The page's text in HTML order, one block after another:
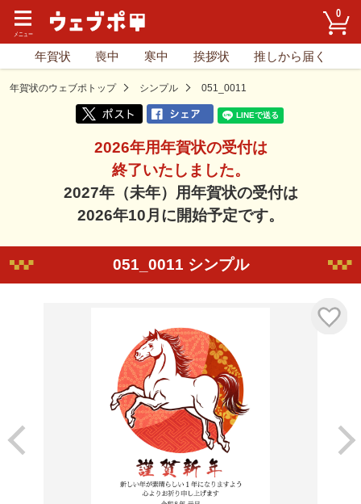
0
年賀状 喪中 寒中 挨拶状 推しから届く
年賀状のウェブポトップ シンプル 051_0011
2026年用年賀状の受付は
終了いたしました。
2027年（未年）用年賀状の受付は
2026年10月に開始予定です。
051_0011 シンプル